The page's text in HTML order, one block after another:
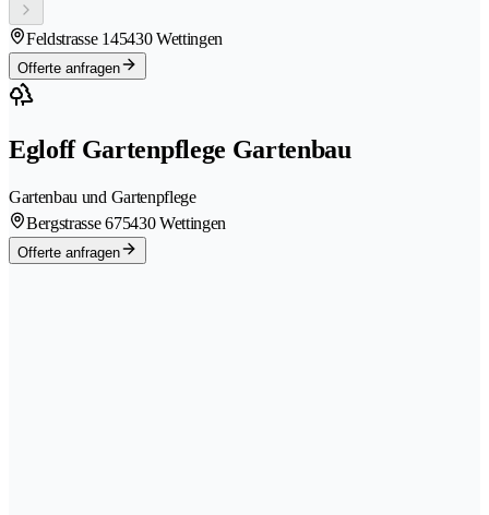
Feldstrasse 145430 Wettingen
Offerte anfragen
Egloff Gartenpflege Gartenbau
Gartenbau und Gartenpflege
Bergstrasse 675430 Wettingen
Offerte anfragen